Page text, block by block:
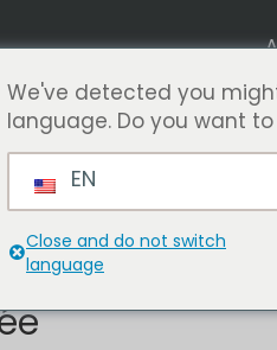
We've detected you
language. Do you want
EN
Close and do not switch
language